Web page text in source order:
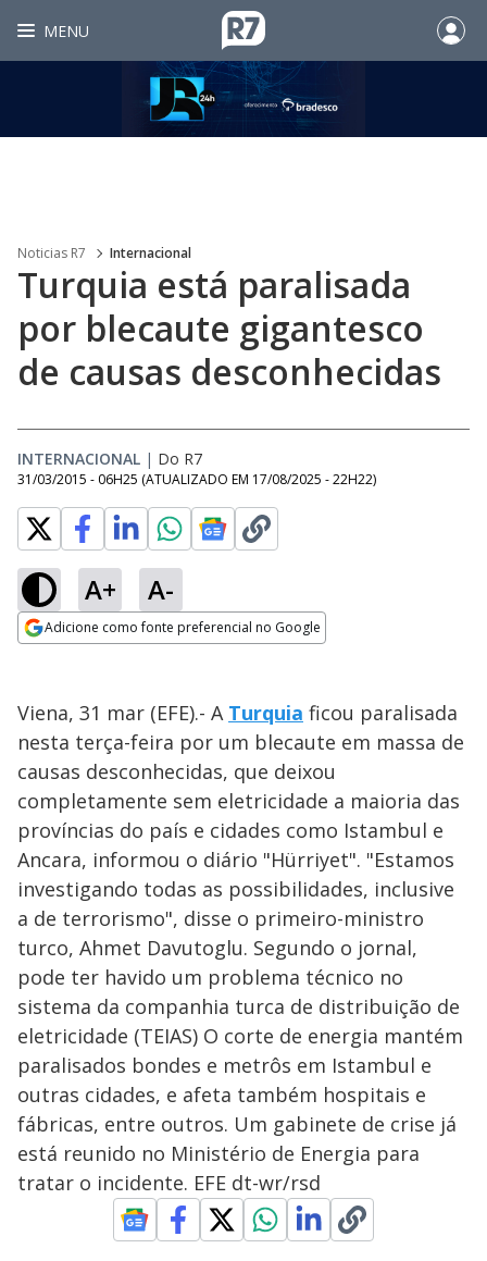
MENU
Noticias R7 Internacional
Turquia está paralisada
por blecaute gigantesco
de causas desconhecidas
INTERNACIONAL | Do R7
31/03/2015 - 06H25 (ATUALIZADO EM 17/08/2025 - 22H22)
A+ A-
Adicione como fonte preferencial no Google
Viena, 31 mar (EFE).- A Turquia ficou paralisada
nesta terça-feira por um blecaute em massa de
causas desconhecidas, que deixou
completamente sem eletricidade a maioria das
províncias do país e cidades como Istambul e
Ancara, informou o diário "Hürriyet". "Estamos
investigando todas as possibilidades, inclusive
a de terrorismo", disse o primeiro-ministro
turco, Ahmet Davutoglu. Segundo o jornal,
pode ter havido um problema técnico no
sistema da companhia turca de distribuição de
eletricidade (TEIAS) O corte de energia mantém
paralisados bondes e metrôs em Istambul e
outras cidades, e afeta também hospitais e
fábricas, entre outros. Um gabinete de crise já
está reunido no Ministério de Energia para
tratar o incidente. EFE dt-wr/rsd